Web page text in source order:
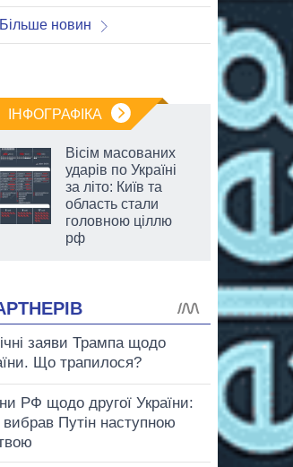
Більше новин
ІНФОГРАФІКА
Вісім масованих
ударів по Україні
за літо: Київ та
область стали
головною ціллю
рф